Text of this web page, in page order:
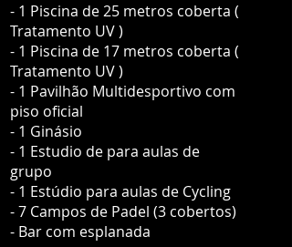
- 1 Piscina de 25 metros coberta (
Tratamento UV )
- 1 Piscina de 17 metros coberta (
Tratamento UV )
- 1 Pavilhão Multidesportivo com
piso oficial
- 1 Ginásio
- 1 Estudio de para aulas de
grupo
- 1 Estúdio para aulas de Cycling
- 7 Campos de Padel (3 cobertos)
- Bar com esplanada